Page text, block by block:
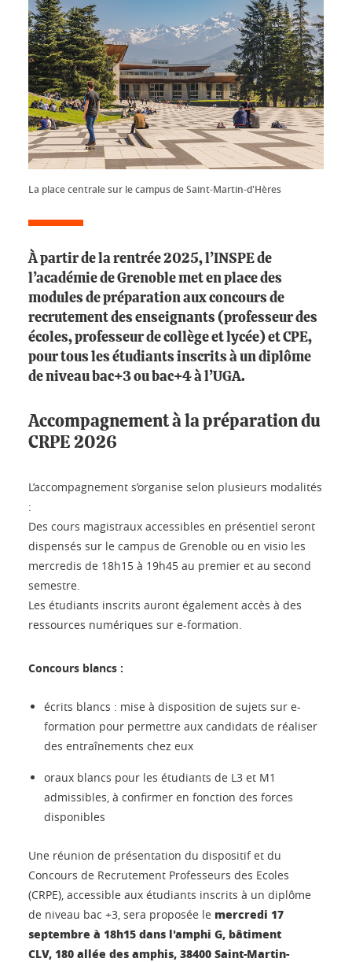
La place centrale sur le campus de Saint-Martin-d'Hères
À partir de la rentrée 2025, l’INSPE de
l’académie de Grenoble met en place des
modules de préparation aux concours de
recrutement des enseignants (professeur des
écoles, professeur de collège et lycée) et CPE,
pour tous les étudiants inscrits à un diplôme
de niveau bac+3 ou bac+4 à l’UGA.
Accompagnement à la préparation du
CRPE 2026
L’accompagnement s’organise selon plusieurs modalités
:
Des cours magistraux accessibles en présentiel seront
dispensés sur le campus de Grenoble ou en visio les
mercredis de 18h15 à 19h45 au premier et au second
semestre.
Les étudiants inscrits auront également accès à des
ressources numériques sur e-formation.
Concours blancs :
écrits blancs : mise à disposition de sujets sur e-
formation pour permettre aux candidats de réaliser
des entraînements chez eux
oraux blancs pour les étudiants de L3 et M1
admissibles, à confirmer en fonction des forces
disponibles
Une réunion de présentation du dispositif et du
Concours de Recrutement Professeurs des Ecoles
(CRPE), accessible aux étudiants inscrits à un diplôme
de niveau bac +3, sera proposée le mercredi 17
septembre à 18h15 dans l'amphi G, bâtiment
CLV, 180 allée des amphis, 38400 Saint-Martin-